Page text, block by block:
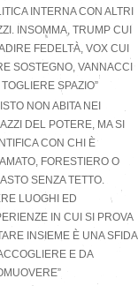
INTERNA CON ALTRI
INSOMMA, TRUMP CUI
FEDELTÀ, VOX CUI
SOSTEGNO, VANNACCI
SPAZIO”
NON ABITA NEI
DEL POTERE, MA SI
CON CHI È
FORESTIERO O
SENZA TETTO.
LUOGHI ED
IN CUI SI PROVA
INSIEME È UNA SFIDA
E DA